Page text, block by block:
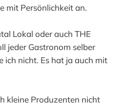
mit Persönlichkeit an.
Lokal oder auch THE
jeder Gastronom selber
ich nicht. Es hat ja auch mit
kleine Produzenten nicht